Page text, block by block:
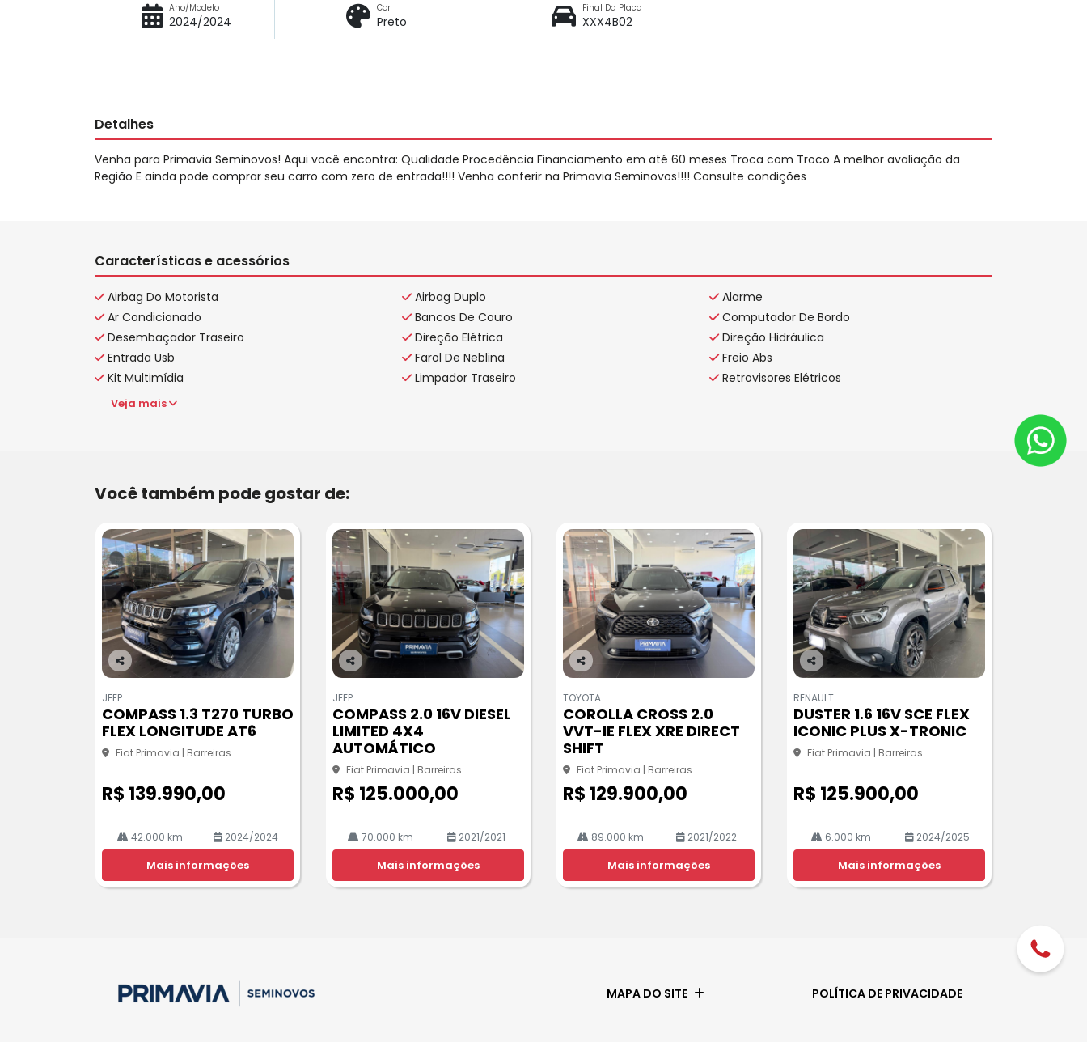
Ano/Modelo
2024/2024
Cor
Preto
Final Da Placa
XXX4B02
Detalhes
Venha para Primavia Seminovos! Aqui você encontra: Qualidade Procedência Financiamento em até 60 meses Troca com Troco A melhor avaliação da
Região E ainda pode comprar seu carro com zero de entrada!!!! Venha conferir na Primavia Seminovos!!!! Consulte condições
Características e acessórios
Airbag Do Motorista Airbag Duplo
Alarme
Ar Condicionado
Bancos De Couro
Computador De Bordo
Desembaçador Traseiro
Direção Elétrica
Direção Hidráulica
Entrada Usb
Farol De Neblina
Freio Abs
Kit Multimídia
Limpador Traseiro Retrovisores Elétricos
Veja mais
Você também pode gostar de:
Co
pa
rtil
he
JEEP
COMPASS 1.3 T270 TURBO
FLEX LONGITUDE AT6
Fiat Primavia | Barreiras
R$ 139.990,00
42.000 km 2024/2024
Mais informações
Co
pa
rtil
he
JEEP
COMPASS 2.0 16V DIESEL
LIMITED 4X4
AUTOMÁTICO
Fiat Primavia | Barreiras
R$ 125.000,00
70.000 km 2021/2021
Mais informações
Co
pa
rtil
he
TOYOTA
COROLLA CROSS 2.0
VVT-IE FLEX XRE DIRECT
SHIFT
Fiat Primavia | Barreiras
R$ 129.900,00
89.000 km 2021/2022
Mais informações
Co
pa
rtil
he
RENAULT
DUSTER 1.6 16V SCE FLEX
ICONIC PLUS X-TRONIC
Fiat Primavia | Barreiras
R$ 125.900,00
6.000 km 2024/2025
Mais informações
MAPA DO SITE POLÍTICA DE PRIVACIDADE